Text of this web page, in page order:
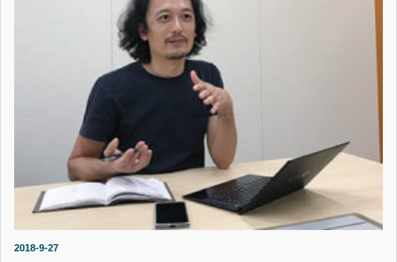
2018-9-27